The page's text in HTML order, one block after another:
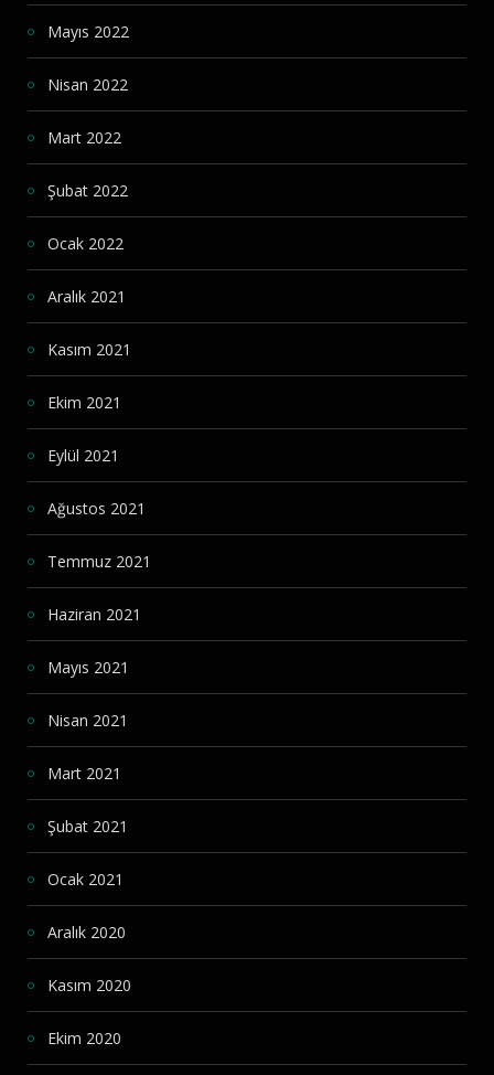
Mayıs 2022
Nisan 2022
Mart 2022
Şubat 2022
Ocak 2022
Aralık 2021
Kasım 2021
Ekim 2021
Eylül 2021
Ağustos 2021
Temmuz 2021
Haziran 2021
Mayıs 2021
Nisan 2021
Mart 2021
Şubat 2021
Ocak 2021
Aralık 2020
Kasım 2020
Ekim 2020